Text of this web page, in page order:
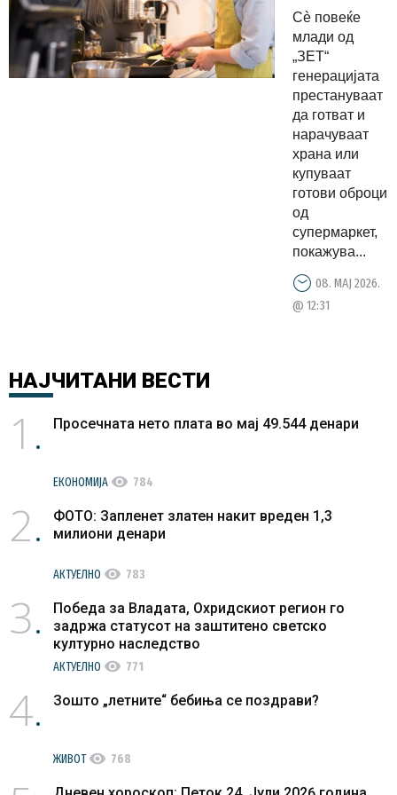
помалку
готви –
времето и
уморот
главни
виновници
Сè повеќе
млади од
„ЗЕТ“
генерацијата
престануваат
да готват и
нарачуваат
храна или
купуваат
готови оброци
од
супермаркет,
покажува...
08. МАЈ 2026.
@ 12:31
НАЈЧИТАНИ ВЕСТИ
1 Просечната нето плата во мај 49.544 денари
ЕКОНОМИЈА visibility 784
2
ФОТО: Запленет златен накит вреден 1,3
милиони денари
АКТУЕЛНО visibility 783
3
Победа за Владата, Охридскиот регион го
задржа статусот на заштитено светско
културно наследство
АКТУЕЛНО visibility 771
4 Зошто „летните“ бебиња се поздрави?
ЖИВОТvisibility 768